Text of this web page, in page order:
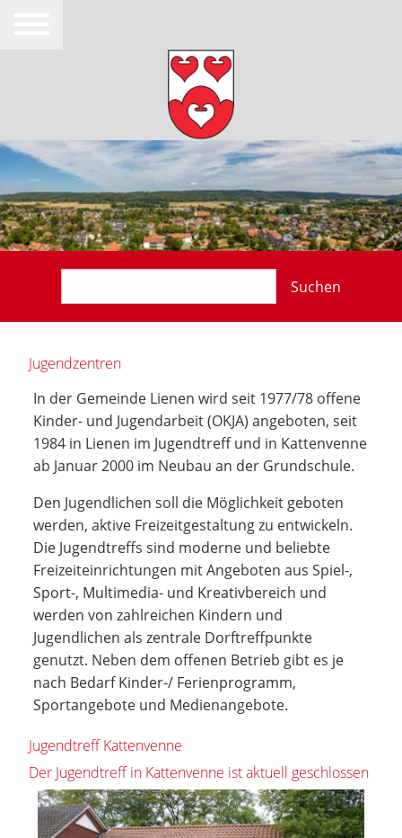
Suchen
Jugendzentren
In der Gemeinde Lienen wird seit 1977/78 offene
Kinder- und Jugendarbeit (OKJA) angeboten, seit
1984 in Lienen im Jugendtreff und in Kattenvenne
ab Januar 2000 im Neubau an der Grundschule.
Den Jugendlichen soll die Möglichkeit geboten
werden, aktive Freizeitgestaltung zu entwickeln.
Die Jugendtreffs sind moderne und beliebte
Freizeiteinrichtungen mit Angeboten aus Spiel-,
Sport-, Multimedia- und Kreativbereich und
werden von zahlreichen Kindern und
Jugendlichen als zentrale Dorftreffpunkte
genutzt. Neben dem offenen Betrieb gibt es je
nach Bedarf Kinder-/ Ferienprogramm,
Sportangebote und Medienangebote.
Jugendtreff Kattenvenne
Der Jugendtreff in Kattenvenne ist aktuell geschlossen